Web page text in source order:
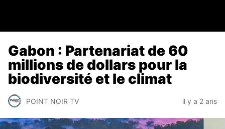
Gabon : Partenariat de 60
millions de dollars pour la
biodiversité et le climat
POINT NOIR TV il y a 2 ans